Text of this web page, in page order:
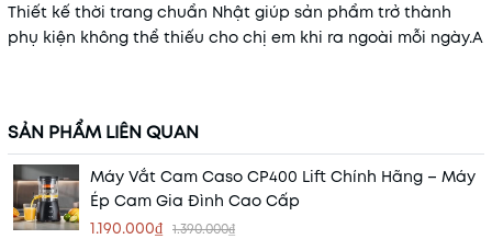
Thiết kế thời trang chuẩn Nhật giúp sản phẩm trở thành
phụ kiện không thể thiếu cho chị em khi ra ngoài mỗi ngày.A
SẢN PHẨM LIÊN QUAN
Máy Vắt Cam Caso CP400 Lift Chính Hãng – Máy
Ép Cam Gia Đình Cao Cấp
1.190.000₫ 1.390.000₫